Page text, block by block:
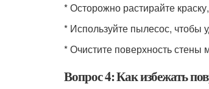
* Осторожно растирайте
* Используйте пылесос, чтобы
* Очистите поверхность стены
Вопрос 4: Как избежать